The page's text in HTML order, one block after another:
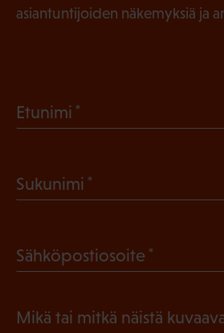
asiantuntijoiden näkemyksiä ja
Etunimi
l
n
Sukunimi
k
l
Sähköpostiosoite
Mikä tai mitkä näistä